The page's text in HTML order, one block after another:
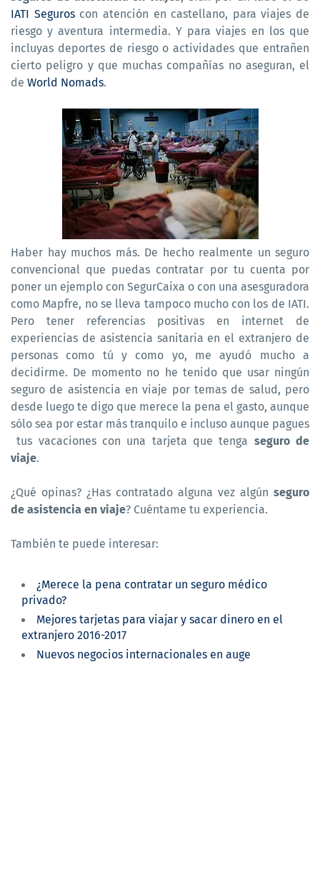
IATI Seguroscon atención en castellano, para viajes de
riesgo y aventura intermedia. Y para viajes en los que
incluyas deportes de riesgo o actividades que entrañen
cierto peligro y que muchas compañías no aseguran, el
de World Nomads.
Haber hay muchos más. De hecho realmente un seguro
convencional que puedas contratar por tu cuenta por
poner un ejemplo con SegurCaixa o con una asesguradora
como Mapfre, no se lleva tampoco mucho con los de IATI.
Pero tener referencias positivas en internet de
experiencias de asistencia sanitaria en el extranjero de
personas como tú y como yo, me ayudó mucho a
decidirme. De momento no he tenido que usar ningún
seguro de asistencia en viaje por temas de salud, pero
desde luego te digo que merece la pena el gasto, aunque
sólo sea por estar más tranquilo e incluso aunque pagues
tus vacaciones con una tarjeta que tenga seguro de
viaje.
¿Qué opinas? ¿Has contratado alguna vez algún seguro
de asistencia en viaje? Cuéntame tu experiencia.
También te puede interesar:
¿Merece la pena contratar un seguro médico
privado?
Mejores tarjetas para viajar y sacar dinero en el
extranjero 2016-2017
Nuevos negocios internacionales en auge